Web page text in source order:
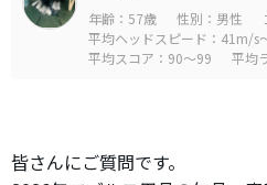
年齢：57歳 性別：男性
平均ヘッドスピード：41m/s
平均スコア：90～99
平均
皆さんにご質問です。